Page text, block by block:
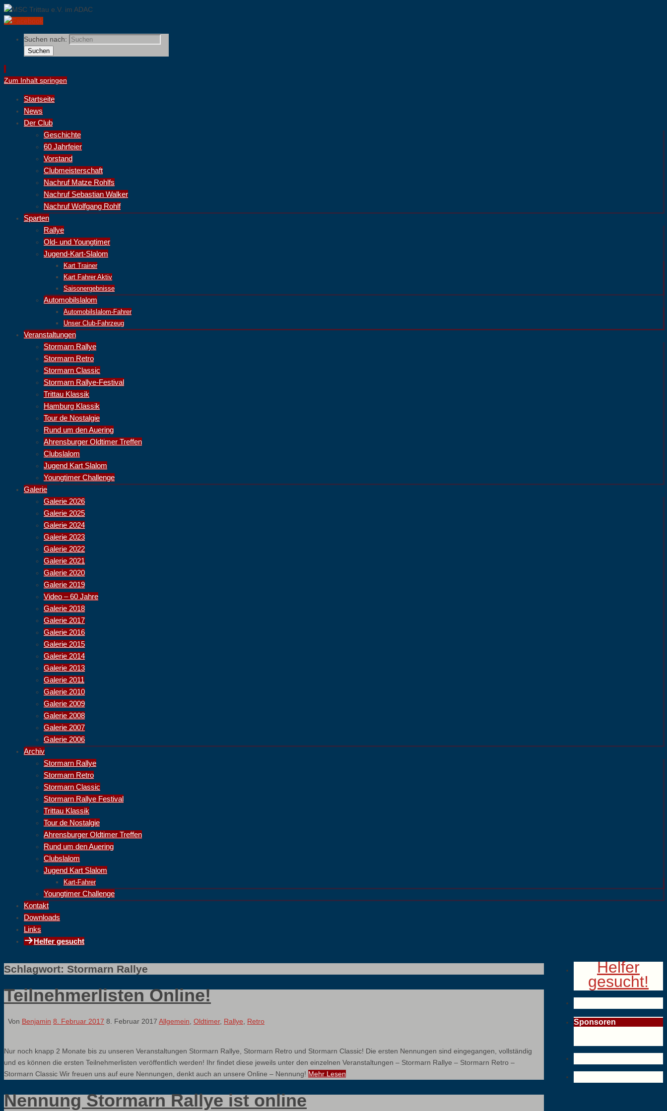
Suchen nach:
Suchen
Zum Inhalt springen
Startseite
News
Der Club
Geschichte
60 Jahrfeier
Vorstand
Clubmeisterschaft
Nachruf Matze Rohlfs
Nachruf Sebastian Walker
Nachruf Wolfgang Rohlf
Sparten
Rallye
Old- und Youngtimer
Jugend-Kart-Slalom
Kart Trainer
Kart Fahrer Aktiv
Saisonergebnisse
Automobilslalom
Automobilslalom-Fahrer
Unser Club-Fahrzeug
Veranstaltungen
Stormarn Rallye
Stormarn Retro
Stormarn Classic
Stormarn Rallye-Festival
Trittau Klassik
Hamburg Klassik
Tour de Nostalgie
Rund um den Auering
Ahrensburger Oldtimer Treffen
Clubslalom
Jugend Kart Slalom
Youngtimer Challenge
Galerie
Galerie 2026
Galerie 2025
Galerie 2024
Galerie 2023
Galerie 2022
Galerie 2021
Galerie 2020
Galerie 2019
Video – 60 Jahre
Galerie 2018
Galerie 2017
Galerie 2016
Galerie 2015
Galerie 2014
Galerie 2013
Galerie 2011
Galerie 2010
Galerie 2009
Galerie 2008
Galerie 2007
Galerie 2006
Archiv
Stormarn Rallye
Stormarn Retro
Stormarn Classic
Stormarn Rallye Festival
Trittau Klassik
Tour de Nostalgie
Ahrensburger Oldtimer Treffen
Rund um den Auering
Clubslalom
Jugend Kart Slalom
Kart-Fahrer
Youngtimer Challenge
Kontakt
Downloads
Links
Helfer gesucht
Schlagwort: Stormarn Rallye
Teilnehmerlisten Online!
Von Benjamin 8. Februar 2017 8. Februar 2017 Allgemein Oldtimer, Rallye Retro
Nur noch knapp 2 Monate bis zu unseren Veranstaltungen Stormarn Rallye, Stormarn Retro und Stormarn Classic! Die ersten Nennungen sind eingegangen, vollständig
und es können die ersten Teilnehmerlisten veröffentlich werden! Ihr findet diese jeweils unter den einzelnen Veranstaltungen – Stormarn Rallye – Stormarn Retro –
Stormarn Classic Wir freuen uns auf eure Nennungen, denkt auch an unsere Online – Nennung! Mehr Lesen
Nennung Stormarn Rallye ist online
Helfer
gesucht!
Sponsoren